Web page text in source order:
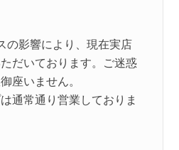
の影響により、現在実店
だいております。ご迷惑
座いません。
通常通り営業しておりま